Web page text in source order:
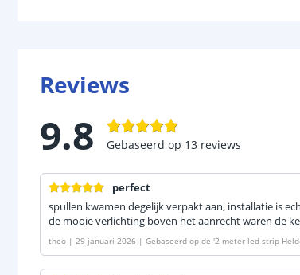
Reviews
9.8 Gebaseerd op 13 reviews
perfect
spullen kwamen degelijk verpakt aan, installatie is
de mooie verlichting boven het aanrecht waren de
theo | 29 januari 2026 | Gebaseerd op de '2 meter led strip